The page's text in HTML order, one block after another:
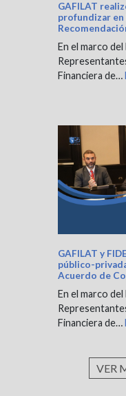
GAFILAT
profundizar
En el marco
Financiera de…
GAFILAT y
público-
Acuerdo de
En el marco
Financiera de…
VER